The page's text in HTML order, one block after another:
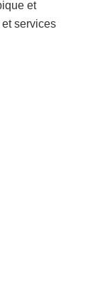
et
services